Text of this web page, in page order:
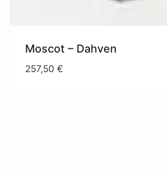
Moscot – Dahven
257,50€